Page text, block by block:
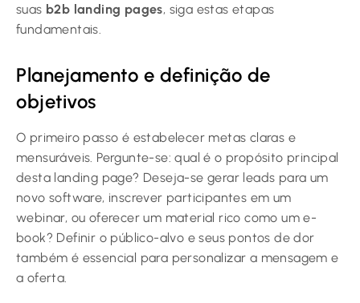
suas b2b landing pages, siga estas etapas
fundamentais.
Planejamento e definição de
objetivos
O primeiro passo é estabelecer metas claras e
mensuráveis. Pergunte-se: qual é o propósito principal
desta landing page? Deseja-se gerar leads para um
novo software, inscrever participantes em um
webinar, ou oferecer um material rico como um e-
book? Definir o público-alvo e seus pontos de dor
também é essencial para personalizar a mensagem e
a oferta.